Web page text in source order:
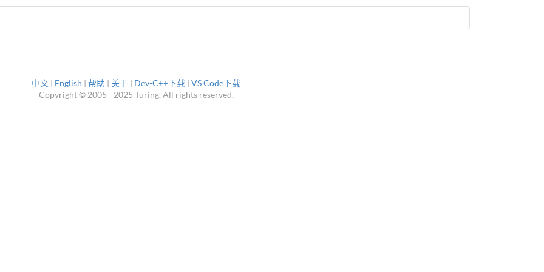
中文 | English | 帮助 | 关于 | Dev-C++下载 | VS Code下载
Copyright © 2005 - 2025 Turing. All rights reserved.